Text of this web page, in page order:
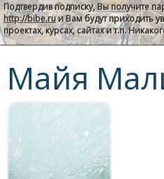
Подтвердив подписку, Вы получите
http://bibe.ruи Вам будут приходить
проектах, курсах, сайтах и т.п.
Майя